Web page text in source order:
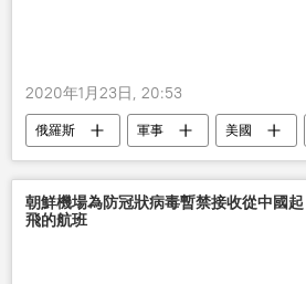
2020年1月23日, 20:53
俄羅斯 軍事 美國
朝鮮機場為防冠狀病毒暫禁接收從中國起
飛的航班